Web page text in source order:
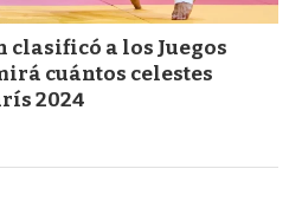
a los Juegos
cuántos celestes
2024